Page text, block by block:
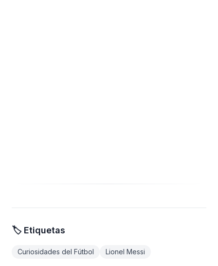
🏷️ Etiquetas
Curiosidades del Fútbol Lionel Messi